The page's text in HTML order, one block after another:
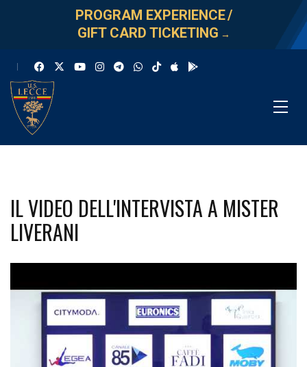
PROGRAM EXPERIENCE/
GIFT CARD TICKETING →
IL VIDEO DELL'INTERVISTA A MISTER
LIVERANI